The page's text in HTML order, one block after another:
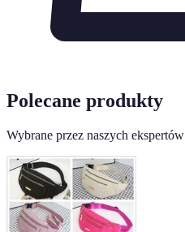
Polecane produkty
Wybrane przez naszych ekspertów